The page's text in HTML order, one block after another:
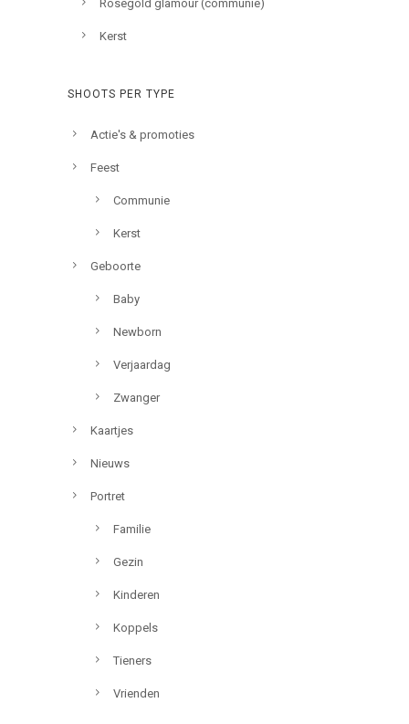
Rosegold glamour (communie)
Kerst
SHOOTS PER TYPE
Actie's & promoties
Feest
Communie
Kerst
Geboorte
Baby
Newborn
Verjaardag
Zwanger
Kaartjes
Nieuws
Portret
Familie
Gezin
Kinderen
Koppels
Tieners
Vrienden